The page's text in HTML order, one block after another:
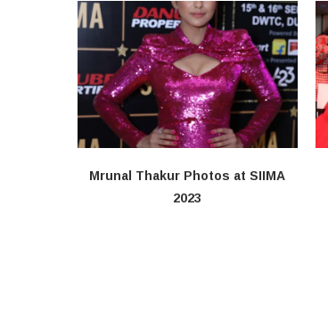
Mrunal Thakur Photos at SIIMA
2023